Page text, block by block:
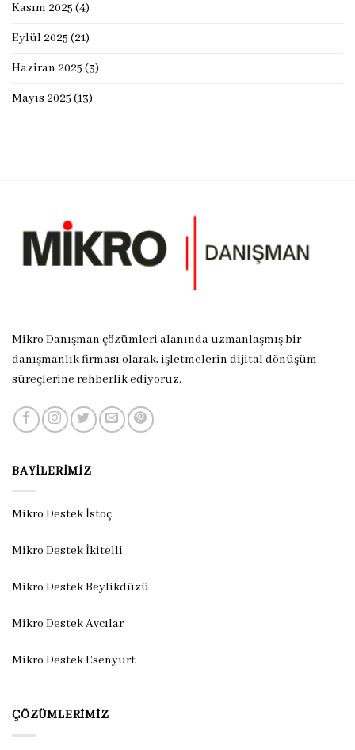
Kasım 2025 (4)
Eylül 2025 (21)
Haziran 2025 (3)
Mayıs 2025 (13)
Mikro Danışman çözümleri alanında uzmanlaşmış bir
danışmanlık firması olarak, işletmelerin dijital dönüşüm
süreçlerine rehberlik ediyoruz.
BAYILERIMIZ
Mikro Destek İstoç
Mikro Destek İkitelli
Mikro Destek Beylikdüzü
Mikro Destek Avcılar
Mikro Destek Esenyurt
ÇÖZÜMLERIMIZ